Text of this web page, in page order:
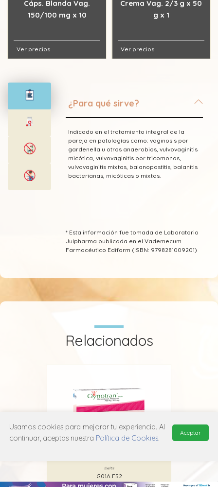
Cáps. Blanda Vag.
150/100 mg x 10
Ver precios
Crema Vag. 2/3 g x 50
g x 1
Ver precios
¿Para qué sirve?
Indicado en el tratamiento integral de la
pareja en patologías como: vaginosis por
gardenella u otros anaerobios, vulvovaginitis
micótica, vulvovaginitis por tricomonas,
vulvovaginitis mixtas, balanopostitis, balanitis
bacterianas, micóticas o mixtas.
* Esta información fue tomada de Laboratorio
Julpharma publicada en el Vademecum
Farmacéutico Edifarm (ISBN: 9798281009201)
Relacionados
Exeltis
G01A F52
Usamos cookies para mejorar tu experiencia. Al
continuar, aceptas nuestra Política de Cookies.
Aceptar